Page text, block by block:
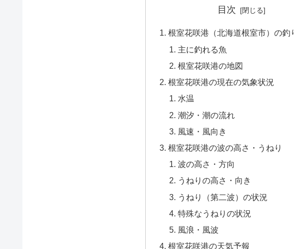
目次
根室花咲港（北海道根室市）の釣
主に釣れる魚
根室花咲港の地図
根室花咲港の現在の気象状況
水温
潮汐・潮の流れ
風速・風向き
根室花咲港の波の高さ・うねり
波の高さ・方向
うねりの高さ・向き
うねり（第二波）の状況
特殊なうねりの状況
風浪・風波
根室花咲港の天気予報